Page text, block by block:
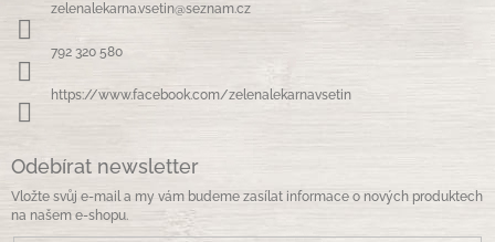
zelenalekarna.vsetin@seznam.cz
792 320 580
https://www.facebook.com/zelenalekarnavsetin
Odebírat newsletter
Vložte svůj e-mail a my vám budeme zasílat informace o nových produktech
na našem e-shopu.